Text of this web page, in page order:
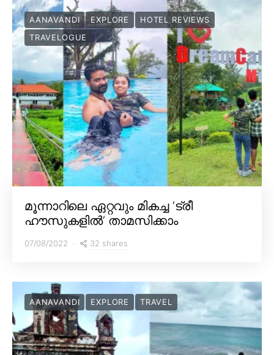
AANAVANDI EXPLORE
HOTEL REVIEWS
TRAVELOGUE
മൂന്നാറിലെ ഏറ്റവും മികച്ച ‘ട്രീ
ഹൗസുകളിൽ’ താമസിക്കാം
07/08/2022 32 shares
AANAVANDI EXPLORE TRAVEL